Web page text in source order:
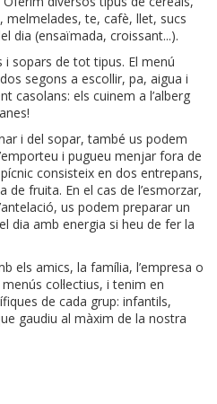
te, cafè, llet, sucs
dia (ensaïmada, croissant...).
sopars de tot tipus. El menú
segons a escollir, pa, aigua i
casolans: els cuinem a l’alberg
i del sopar, també us podem
i pugueu menjar fora de
pícnic consisteix en dos entrepans,
de fruita. En el cas de l’esmorzar,
us podem preparar un
dia amb energia si heu de fer la
els amics, la família, l’empresa o
col·lectius, i tenim en
de cada grup: infantils,
gaudiu al màxim de la nostra